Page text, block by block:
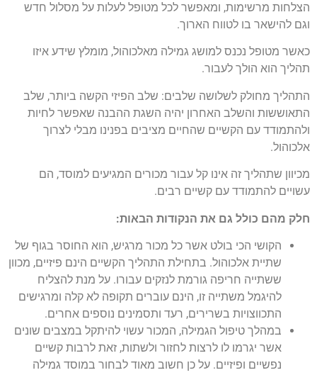
הצלחות מרשימות, ומאפשר לכל מטופל לעלות על מסלול חדש
וגם להישאר בו לטווח הארוך.
כאשר מטופל נכנס למושג גמילה מאלכוהול, מומלץ שידע איזו
תהליך הוא הולך לעבור.
התהליך מחולק לשלושה שלבים: שלב הפיזי הקשה ביותר, שלב
התאוששות והשלב האחרון יהיה השגת ההבנה שאפשר לחיות
ולהתמודד עם הקשיים שהחיים מציבים בפנינו מבלי לצרוך
אלכוהול.
מכיוון שתהליך זה אינו קל עבור מכורים המגיעים למוסד, הם
עשויים להתמודד עם קשיים רבים.
חלק מהם כולל גם את הנקודות הבאות:
הקושי הכי בולט אשר כל מכור מרגיש, הוא החוסר בגוף של
שתיית אלכוהול. בתחילת התהליך הקשיים הינם פיזיים, מכוון
ששתייה חריפה גורמת לנזקים עבורו. על מנת להצליח
להיגמל משתייה זו, הינם עוברים תקופה לא קלה ומרגישים
התכווצויות בשרירים, רעד ותסמינים נוספים אחרים.
במהלך טיפול הגמילה, המכור עשוי להיתקל במצבים שונים
אשר יגרמו לו לרצות לחזור ולשתות, זאת לרבות קשיים
נפשיים ופיזיים. על כן חשוב מאוד לבחור במוסד גמילה